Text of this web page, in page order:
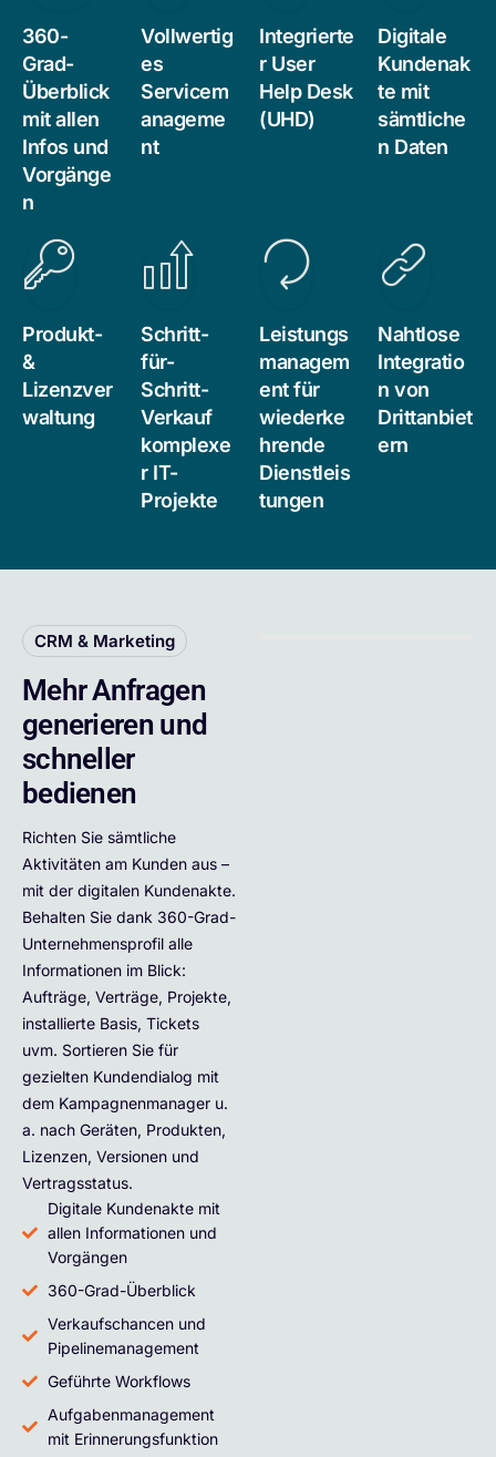
360-
Grad-
Überblick
mit allen
Infos und
Vorgänge
n
Vollwertig
es
Servicem
anageme
nt
Integrierte
r User
Help Desk
(UHD)
Digitale
Kundenak
te mit
sämtliche
n Daten
Produkt-
&
Lizenzver
waltung
Schritt-
für-
Schritt-
Verkauf
komplexe
r IT-
Projekte
Leistungs
managem
ent für
wiederke
hrende
Dienstleis
tungen
Nahtlose
Integratio
n von
Drittanbiet
ern
CRM & Marketing
Mehr Anfragen
generieren und
schneller
bedienen
Richten Sie sämtliche
Aktivitäten am Kunden aus –
mit der digitalen Kundenakte.
Behalten Sie dank 360-Grad-
Unternehmensprofil alle
Informationen im Blick:
Aufträge, Verträge, Projekte,
installierte Basis, Tickets
uvm. Sortieren Sie für
gezielten Kundendialog mit
dem Kampagnenmanager u.
a. nach Geräten, Produkten,
Lizenzen, Versionen und
Vertragsstatus.
Digitale Kundenakte mit
allen Informationen und
Vorgängen
360-Grad-Überblick
Verkaufschancen und
Pipelinemanagement
Geführte Workflows
Aufgabenmanagement
mit Erinnerungsfunktion